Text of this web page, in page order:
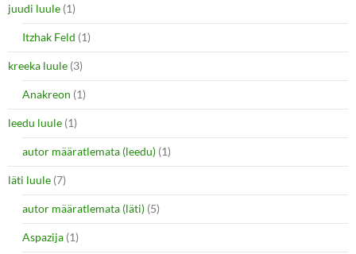
juudi luule (1)
Itzhak Feld (1)
kreeka luule (3)
Anakreon (1)
leedu luule (1)
autor määratlemata (leedu) (1)
läti luule (7)
autor määratlemata (läti) (5)
Aspazija (1)